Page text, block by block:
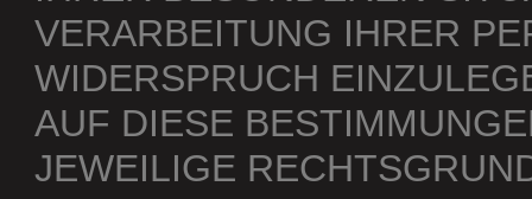
VERARBEITUNG IHRER
WIDERSPRUCH
AUF DIESE
JEWEILIGE